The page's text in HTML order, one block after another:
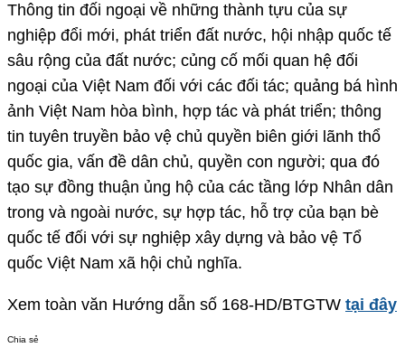
Thông tin đối ngoại về những thành tựu của sự
nghiệp đổi mới, phát triển đất nước, hội nhập quốc tế
sâu rộng của đất nước; củng cố mối quan hệ đối
ngoại của Việt Nam đối với các đối tác; quảng bá hình
ảnh Việt Nam hòa bình, hợp tác và phát triển; thông
tin tuyên truyền bảo vệ chủ quyền biên giới lãnh thổ
quốc gia, vấn đề dân chủ, quyền con người; qua đó
tạo sự đồng thuận ủng hộ của các tầng lớp Nhân dân
trong và ngoài nước, sự hợp tác, hỗ trợ của bạn bè
quốc tế đối với sự nghiệp xây dựng và bảo vệ Tổ
quốc Việt Nam xã hội chủ nghĩa.
Xem toàn văn Hướng dẫn số 168-HD/BTGTW tại đây
Chia sẻ